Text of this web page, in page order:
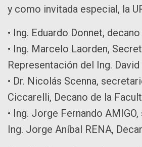
y como invitada especial, la
• Ing. Eduardo Donnet,
• Ing. Marcelo Laorden,
Representación del Ing.
• Dr. Nicolás Scenna,
Ciccarelli, Decano de la
• Ing. Jorge Fernando
Ing. Jorge Aníbal RENA,